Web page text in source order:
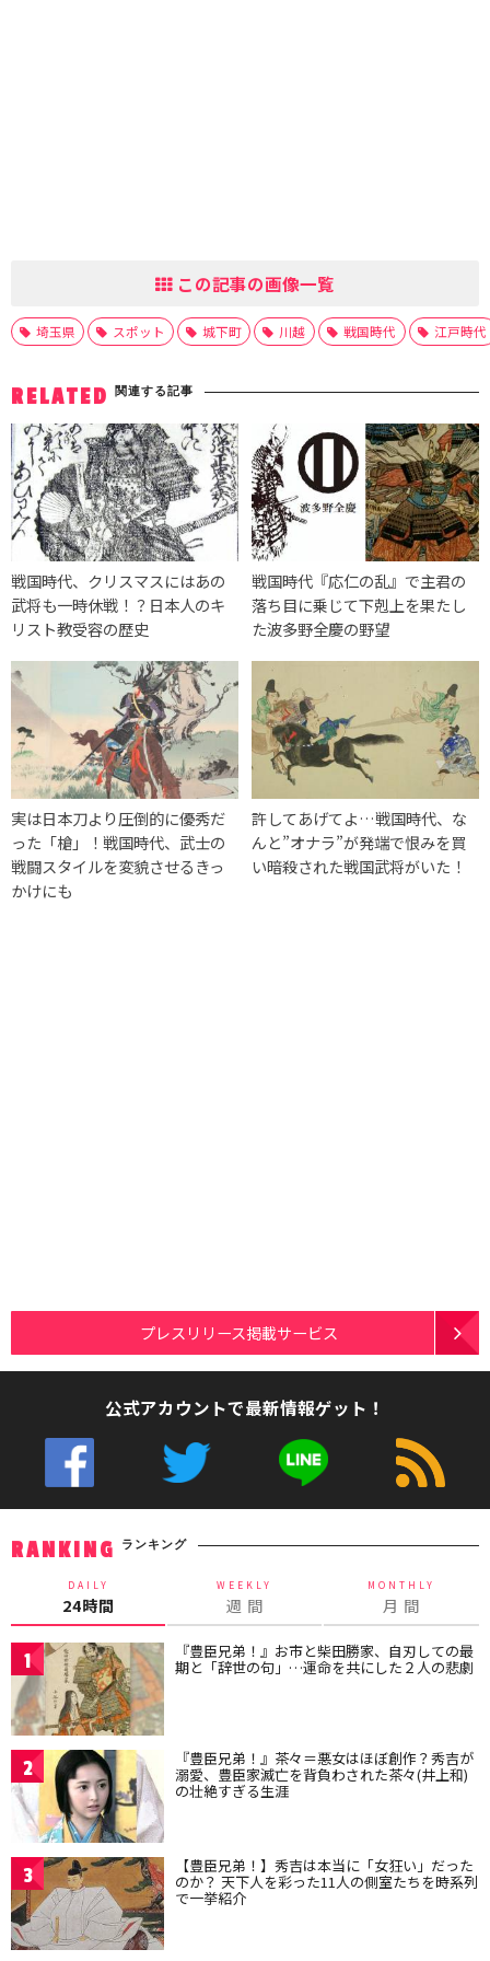
この記事の画像一覧
埼玉県 スポット 城下町 川越 戦国時代 江戸時代
RELATED 関連する記事
戦国時代、クリスマスにはあの
武将も一時休戦！？日本人のキ
リスト教受容の歴史
戦国時代『応仁の乱』で主君の
落ち目に乗じて下剋上を果たし
た波多野全慶の野望
実は日本刀より圧倒的に優秀だ
った「槍」！戦国時代、武士の
戦闘スタイルを変貌させるきっ
かけにも
許してあげてよ…戦国時代、な
んと”オナラ”が発端で恨みを買
い暗殺された戦国武将がいた！
プレスリリース掲載サービス
公式アカウントで最新情報ゲット！
RANKING ランキング
DAILY
24時間
WEEKLY
週 間
MONTHLY
月 間
1 『豊臣兄弟！』お市と柴田勝家、自刃しての最
期と「辞世の句」…運命を共にした２人の悲劇
2 『豊臣兄弟！』茶々＝悪女はほぼ創作？秀吉が
溺愛、豊臣家滅亡を背負わされた茶々(井上和)
の壮絶すぎる生涯
3 【豊臣兄弟！】秀吉は本当に「女狂い」だった
のか？ 天下人を彩った11人の側室たちを時系列
で一挙紹介